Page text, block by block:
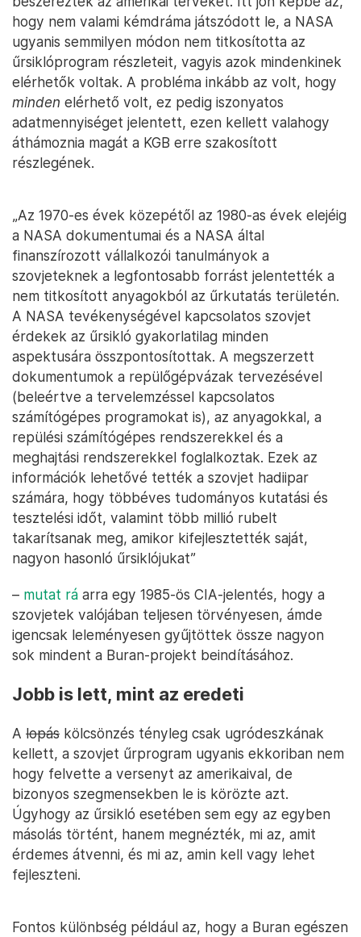
hogy nem valami kémdráma játszódott le, a NASA
ugyanis semmilyen módon nem titkosította az
űrsiklóprogram részleteit, vagyis azok mindenkinek
elérhetők voltak. A probléma inkább az volt, hogy
minden elérhető volt, ez pedig iszonyatos
adatmennyiséget jelentett, ezen kellett valahogy
áthámoznia magát a KGB erre szakosított
részlegének.
„Az 1970-es évek közepétől az 1980-as évek elejéig
a NASA dokumentumai és a NASA által
finanszírozott vállalkozói tanulmányok a
szovjeteknek a legfontosabb forrást jelentették a
nem titkosított anyagokból az űrkutatás területén.
A NASA tevékenységével kapcsolatos szovjet
érdekek az űrsikló gyakorlatilag minden
aspektusára összpontosítottak. A megszerzett
dokumentumok a repülőgépvázak tervezésével
(beleértve a tervelemzéssel kapcsolatos
számítógépes programokat is), az anyagokkal, a
repülési számítógépes rendszerekkel és a
meghajtási rendszerekkel foglalkoztak. Ezek az
információk lehetővé tették a szovjet hadiipar
számára, hogy többéves tudományos kutatási és
tesztelési időt, valamint több millió rubelt
takarítsanak meg, amikor kifejlesztették saját,
nagyon hasonló űrsiklójukat”
– mutat rá arra egy 1985-ös CIA-jelentés, hogy a
szovjetek valójában teljesen törvényesen, ámde
igencsak leleményesen gyűjtöttek össze nagyon
sok mindent a Buran-projekt beindításához.
Jobb is lett, mint az eredeti
A lopás kölcsönzés tényleg csak ugródeszkának
kellett, a szovjet űrprogram ugyanis ekkoriban nem
hogy felvette a versenyt az amerikaival, de
bizonyos szegmensekben le is körözte azt.
Úgyhogy az űrsikló esetében sem egy az egyben
másolás történt, hanem megnézték, mi az, amit
érdemes átvenni, és mi az, amin kell vagy lehet
fejleszteni.
Fontos különbség például az, hogy a Buran egészen